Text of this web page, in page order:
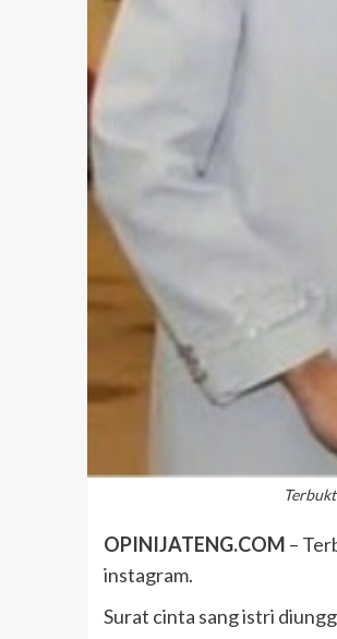
OPINIJATENG.COM –
instagram.
Surat cinta sang istri